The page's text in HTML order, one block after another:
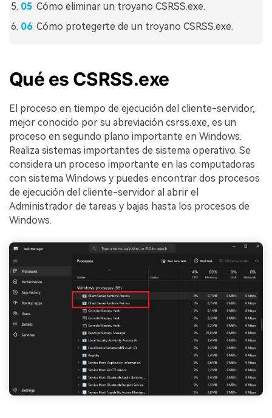
Cómo eliminar un troyano CSRSS.exe.
Cómo protegerte de un troyano CSRSS.exe.
Qué es CSRSS.exe󠀲
El proceso en tiempo de ejecución del cliente-servidor,
mejor conocido por su abreviación csrss.exe, es un
proceso en segundo plano importante en Windows.
Realiza sistemas importantes de sistema operativo. Se
considera un proceso importante en las computadoras
con sistema Windows y puedes encontrar dos procesos
de ejecución del cliente-servidor al abrir el
Administrador de tareas y bajas hasta los procesos de
Windows.